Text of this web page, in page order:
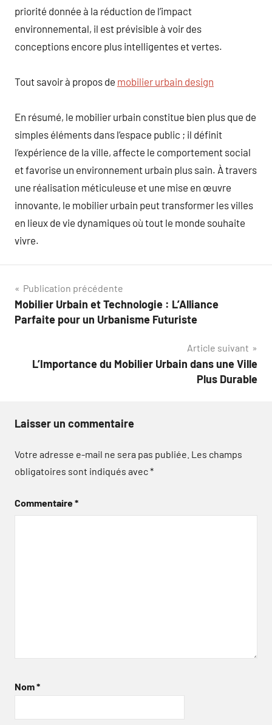
priorité donnée à la réduction de l’impact
environnemental, il est prévisible à voir des
conceptions encore plus intelligentes et vertes.
Tout savoir à propos de mobilier urbain design
En résumé, le mobilier urbain constitue bien plus que de
simples éléments dans l’espace public ; il définit
l’expérience de la ville, affecte le comportement social
et favorise un environnement urbain plus sain. À travers
une réalisation méticuleuse et une mise en œuvre
innovante, le mobilier urbain peut transformer les villes
en lieux de vie dynamiques où tout le monde souhaite
vivre.
Navigation
de
Publication précédente
Mobilier Urbain et Technologie : L’Alliance
Parfaite pour un Urbanisme Futuriste
Article suivant
L’Importance du Mobilier Urbain dans une Ville
Plus Durable
Laisser un commentaire
Votre adresse e-mail ne sera pas publiée. Les champs
obligatoires sont indiqués avec*
Commentaire*
Nom*